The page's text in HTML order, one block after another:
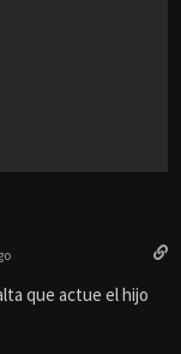
que actue el hijo